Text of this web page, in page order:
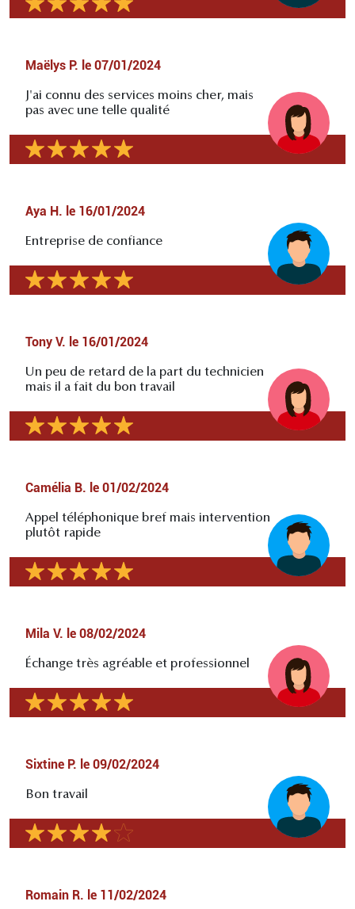
Maëlys P. le 07/01/2024
J'ai connu des services moins cher, mais
pas avec une telle qualité
Aya H. le 16/01/2024
Entreprise de confiance
Tony V. le 16/01/2024
Un peu de retard de la part du technicien
mais il a fait du bon travail
Camélia B. le 01/02/2024
Appel téléphonique bref mais intervention
plutôt rapide
Mila V. le 08/02/2024
Échange très agréable et professionnel
Sixtine P. le 09/02/2024
Bon travail
Romain R. le 11/02/2024